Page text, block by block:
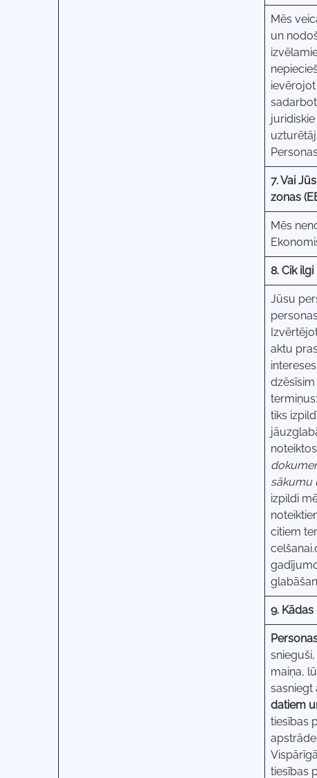
Mēs
un
7. Vai
zonas
Mēs
8. Cik
Jūsu
aktu
tiks
sākumu
izpildi
citiem
9.
maiņa,
sasniegt
datiem
tiesības
tiesības